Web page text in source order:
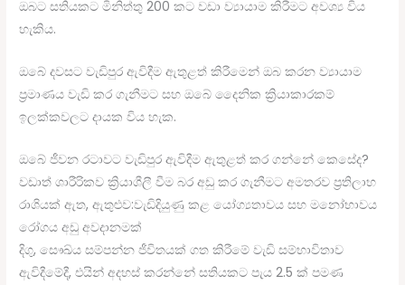
ඔබට සතියකට මිනිත්තු 200 කට වඩා ව්‍යායාම කිරීමට අවශ්‍ය විය
හැකිය.
ඔබේ දවසට වැඩිපුර ඇවිදීම ඇතුළත් කිරීමෙන් ඔබ කරන ව්‍යායාම
ප්‍රමාණය වැඩි කර ගැනීමට සහ ඔබේ දෛනික ක්‍රියාකාරකම්
ඉලක්කවලට දායක විය හැක.
ඔබේ ජීවන රටාවට වැඩිපුර ඇවිදීම ඇතුළත් කර ගන්නේ කෙසේද?
වඩාත් ශාරීරිකව ක්‍රියාශීලී වීම බර අඩු කර ගැනීමට අමතරව ප්‍රතිලාභ
රාශියක් ඇත, ඇතුළුව:වැඩිදියුණු කළ යෝග්‍යතාවය සහ මනෝභාවය
රෝගය අඩු අවදානමක්
දිගු, සෞඛ්ය සම්පන්න ජීවිතයක් ගත කිරීමේ වැඩි සම්භාවිතාව
ඇවිදීමේදී, එයින් අදහස් කරන්නේ සතියකට පැය 2.5 ක් පමණ